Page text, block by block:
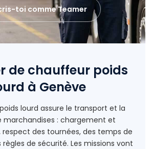
toi comme Teamer
de chauffeur poids
à Genève
lourd assure le transport et la
marchandises : chargement et
des tournées, des temps de
de sécurité. Les missions vont